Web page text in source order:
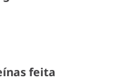
feita